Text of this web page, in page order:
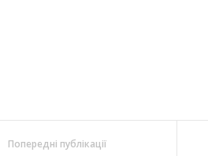
Попередні публікації